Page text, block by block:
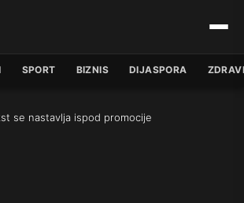
SPORT BIZNIS DIJASPORA
se nastavlja ispod promocije